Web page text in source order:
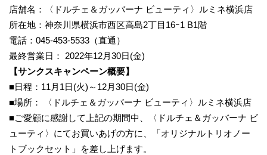
店舗名：〈ドルチェ＆ガッバーナ ビューティ〉ルミネ横浜店
所在地：神奈川県横浜市西区高島2丁目16ｰ1 B1階
電話：045-453-5533（直通）
最終営業日： 2022年12月30日(金)
【サンクスキャンペーン概要】
■日程：11月1日(火)～12月30日(金)
■場所： 〈ドルチェ＆ガッバーナ ビューティ〉ルミネ横浜店
■ご愛顧に感謝して上記の期間中、〈ドルチェ＆ガッバーナ ビ
ューティ〉にてお買いあげの方に、「オリジナルトリオノー
トブックセット」を差し上げます。